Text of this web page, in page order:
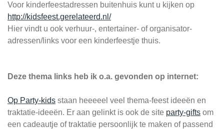
Voor kinderfeestadressen buitenhuis kunt u kijken op
http://kidsfeest.gerelateerd.nl/
Hier vindt u ook verhuur-, entertainer- of organisator-
adressen/links voor een kinderfeestje thuis.
Deze thema links heb ik o.a. gevonden op internet:
Op Party-kids staan heeeeel veel thema-feest ideeën en
traktatie-ideeën. Er aan gelinkt is ook de site party-gifts om
een cadeautje of traktatie persoonlijk te maken of passend